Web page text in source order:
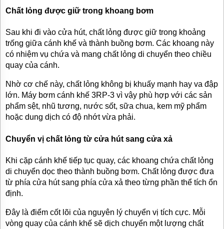
Chất lỏng được giữ trong khoang bơm
Sau khi đi vào cửa hút, chất lỏng được giữ trong khoảng
trống giữa cánh khế và thành buồng bơm. Các khoang này
có nhiệm vụ chứa và mang chất lỏng di chuyển theo chiều
quay của cánh.
Nhờ cơ chế này, chất lỏng không bị khuấy mạnh hay va đập
lớn. Máy bơm cánh khế 3RP-3 vì vậy phù hợp với các sản
phẩm sệt, nhũ tương, nước sốt, sữa chua, kem mỹ phẩm
hoặc dung dịch có độ nhớt vừa phải.
Chuyển vị chất lỏng từ cửa hút sang cửa xả
Khi cặp cánh khế tiếp tục quay, các khoang chứa chất lỏng
di chuyển dọc theo thành buồng bơm. Chất lỏng được đưa
từ phía cửa hút sang phía cửa xả theo từng phần thể tích ổn
định.
Đây là điểm cốt lõi của nguyên lý chuyển vị tích cực. Mỗi
vòng quay của cánh khế sẽ dịch chuyển một lượng chất